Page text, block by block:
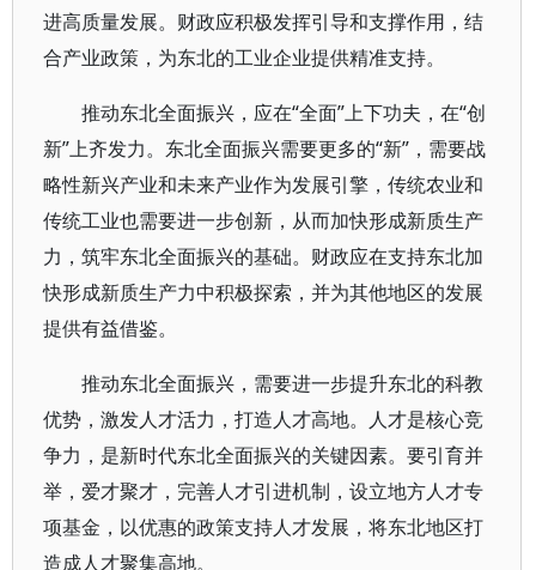
进高质量发展。财政应积极发挥引导和支撑作用，结
合产业政策，为东北的工业企业提供精准支持。
推动东北全面振兴，应在“全面”上下功夫，在“创
新”上齐发力。东北全面振兴需要更多的“新”，需要战
略性新兴产业和未来产业作为发展引擎，传统农业和
传统工业也需要进一步创新，从而加快形成新质生产
力，筑牢东北全面振兴的基础。财政应在支持东北加
快形成新质生产力中积极探索，并为其他地区的发展
提供有益借鉴。
推动东北全面振兴，需要进一步提升东北的科教
优势，激发人才活力，打造人才高地。人才是核心竞
争力，是新时代东北全面振兴的关键因素。要引育并
举，爱才聚才，完善人才引进机制，设立地方人才专
项基金，以优惠的政策支持人才发展，将东北地区打
造成人才聚集高地。